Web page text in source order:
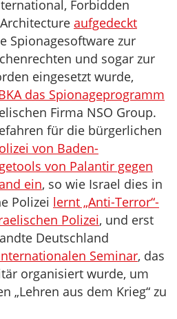
Forbidden
aufgedeckt
Spionagesoftware zur
und sogar zur
eingesetzt wurde,
das Spionageprogramm
Firma NSO Group.
für die bürgerlichen
von Baden-
von Palantir gegen
ein, so wie Israel dies in
Polizei lernt „Anti-Terror“-
Polizei, und erst
Deutschland
Seminar, das
organisiert wurde, um
„Lehren aus dem Krieg“ zu